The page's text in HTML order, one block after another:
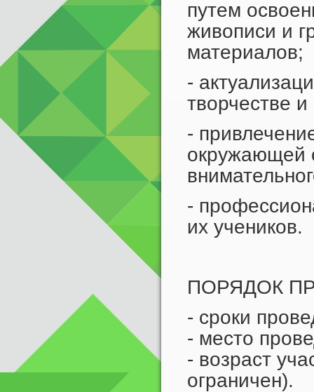
путем
живописи и
материалов;
-
творчестве и
-
окружающей
-
их учеников.
ПОРЯДОК
- сроки
- место
- возраст
ограничен).